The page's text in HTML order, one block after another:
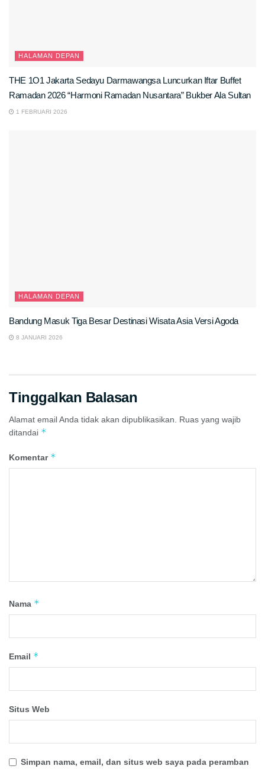
HALAMAN DEPAN
THE 1O1 Jakarta Sedayu Darmawangsa Luncurkan Iftar Buffet
Ramadan 2026 “Harmoni Ramadan Nusantara” Bukber Ala Sultan
1 FEBRUARI 2026
HALAMAN DEPAN
Bandung Masuk Tiga Besar Destinasi Wisata Asia Versi Agoda
8 JANUARI 2026
Tinggalkan Balasan
Alamat email Anda tidak akan dipublikasikan.
Ruas yang wajib
ditandai *
Komentar *
Nama *
Email *
Situs Web
Simpan nama, email, dan situs web saya pada peramban